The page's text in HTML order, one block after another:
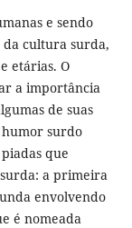
e sendo
cultura surda,
etárias. O
a importância
de suas
humor surdo
que
a primeira
envolvendo
é nomeada